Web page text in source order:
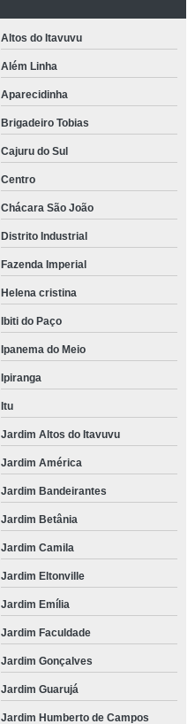
Altos do Itavuvu
Além Linha
Aparecidinha
Brigadeiro Tobias
Cajuru do Sul
Centro
Chácara São João
Distrito Industrial
Fazenda Imperial
Helena cristina
Ibiti do Paço
Ipanema do Meio
Ipiranga
Itu
Jardim Altos do Itavuvu
Jardim América
Jardim Bandeirantes
Jardim Betânia
Jardim Camila
Jardim Eltonville
Jardim Emília
Jardim Faculdade
Jardim Gonçalves
Jardim Guarujá
Jardim Humberto de Campos